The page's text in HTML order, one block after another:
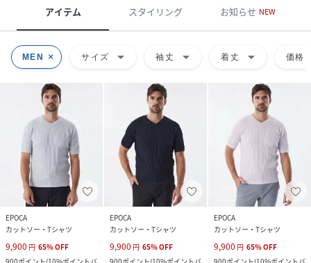
アイテム スタイリング お知らせ NEW
MEN サイズ arrow_drop_down 袖丈 arrow_drop_down 着丈 arrow_drop_down 価格
EPOCA
カットソー・Tシャツ
9,900 円 65%OFF
EPOCA
カットソー・Tシャツ
9,900 円 65%OFF
EPOCA
カットソー・Tシャツ
9,900 円 65%OFF